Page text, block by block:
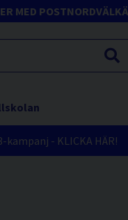
MED POSTNORD
kampanj - KLICKA HÄR!